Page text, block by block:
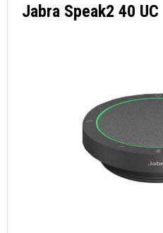
Jabra Speak2 40